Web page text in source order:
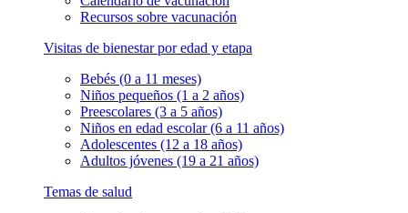
Recursos sobre vacunación
Visitas de bienestar por edad y etapa
Bebés (0 a 11 meses)
Niños pequeños (1 a 2 años)
Preescolares (3 a 5 años)
Niños en edad escolar (6 a 11 años)
Adolescentes (12 a 18 años)
Adultos jóvenes (19 a 21 años)
Temas de salud